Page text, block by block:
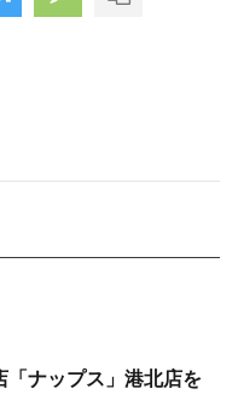
「ナップス」港北店を